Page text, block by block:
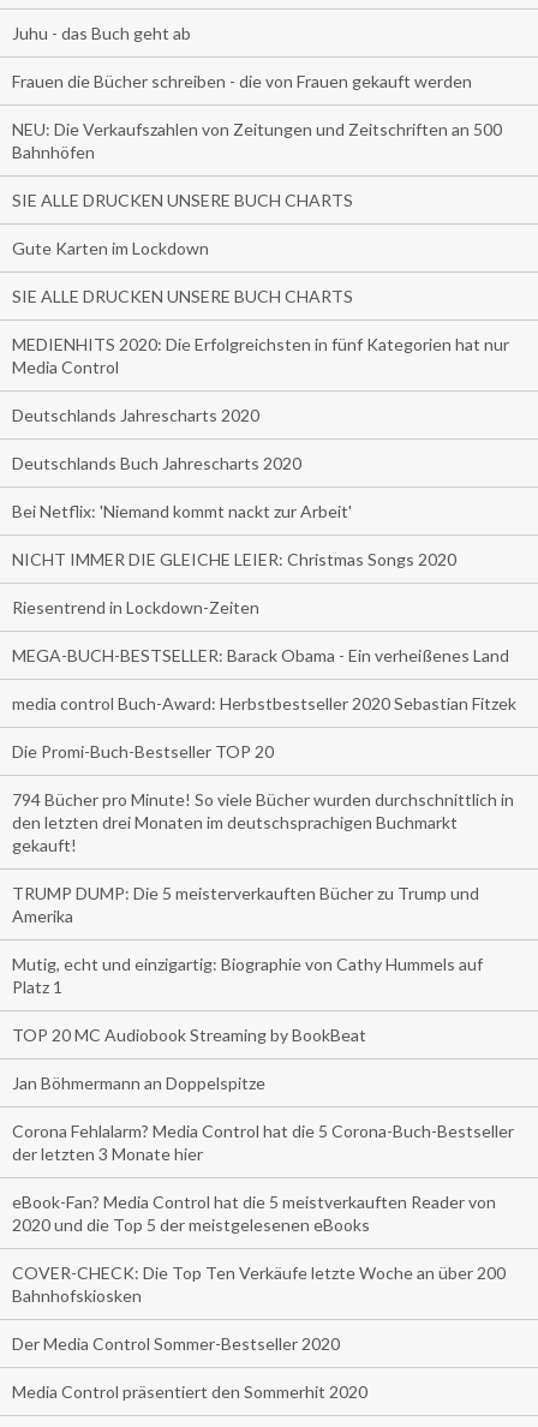
Juhu - das Buch geht ab
Frauen die Bücher schreiben - die von Frauen gekauft werden
NEU: Die Verkaufszahlen von Zeitungen und Zeitschriften an 500
Bahnhöfen
SIE ALLE DRUCKEN UNSERE BUCH CHARTS
Gute Karten im Lockdown
SIE ALLE DRUCKEN UNSERE BUCH CHARTS
MEDIENHITS 2020: Die Erfolgreichsten in fünf Kategorien hat nur
Media Control
Deutschlands Jahrescharts 2020
Deutschlands Buch Jahrescharts 2020
Bei Netflix: 'Niemand kommt nackt zur Arbeit'
NICHT IMMER DIE GLEICHE LEIER: Christmas Songs 2020
Riesentrend in Lockdown-Zeiten
MEGA-BUCH-BESTSELLER: Barack Obama - Ein verheißenes Land
media control Buch-Award: Herbstbestseller 2020 Sebastian Fitzek
Die Promi-Buch-Bestseller TOP 20
794 Bücher pro Minute! So viele Bücher wurden durchschnittlich in
den letzten drei Monaten im deutschsprachigen Buchmarkt
gekauft!
TRUMP DUMP: Die 5 meisterverkauften Bücher zu Trump und
Amerika
Mutig, echt und einzigartig: Biographie von Cathy Hummels auf
Platz 1
TOP 20 MC Audiobook Streaming by BookBeat
Jan Böhmermann an Doppelspitze
Corona Fehlalarm? Media Control hat die 5 Corona-Buch-Bestseller
der letzten 3 Monate hier
eBook-Fan? Media Control hat die 5 meistverkauften Reader von
2020 und die Top 5 der meistgelesenen eBooks
COVER-CHECK: Die Top Ten Verkäufe letzte Woche an über 200
Bahnhofskiosken
Der Media Control Sommer-Bestseller 2020
Media Control präsentiert den Sommerhit 2020